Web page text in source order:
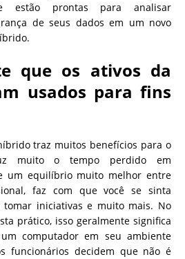
estão prontas para analisar
de seus dados em um novo
que os ativos da
usados para fins
traz muitos benefícios para o
muito o tempo perdido em
um equilíbrio muito melhor entre
faz com que você se sinta
iniciativas e muito mais. No
prático, isso geralmente significa
computador em seu ambiente
funcionários decidem que não é